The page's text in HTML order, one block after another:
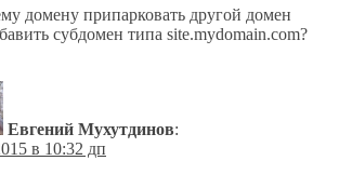
домену припарковать другой домен
субдомен типа site.mydomain.com?
Евгений Мухутдинов:
в 10:32 дп